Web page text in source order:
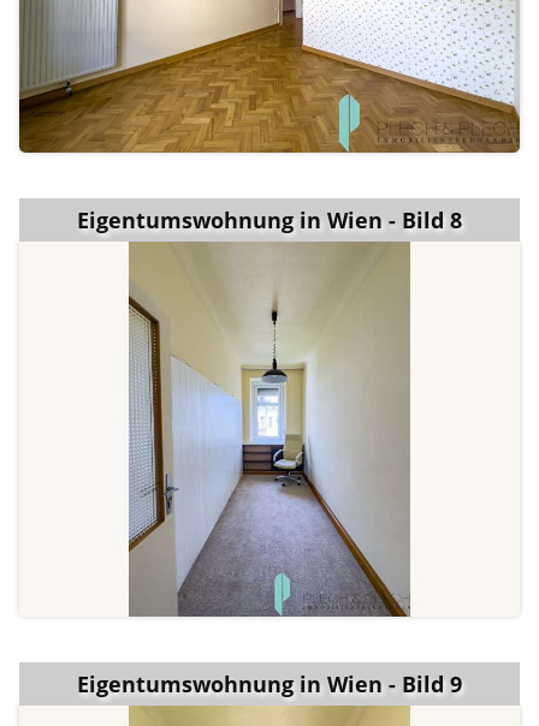
Eigentumswohnung in Wien - Bild 8
Eigentumswohnung in Wien - Bild 9